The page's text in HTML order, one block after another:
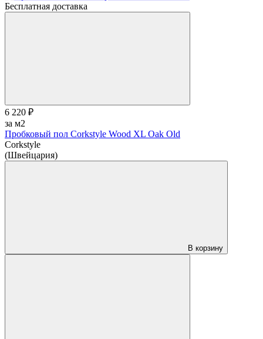
Бесплатная доставка
6 220 ₽
за м2
Пробковый пол Corkstyle Wood XL Oak Old
Corkstyle
(Швейцария)
В корзину